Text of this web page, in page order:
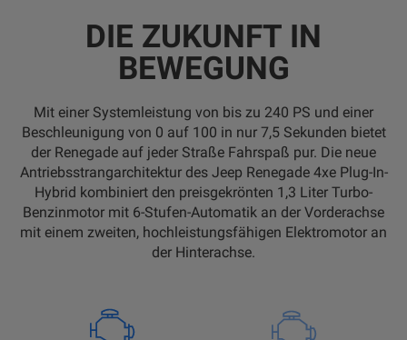
DIE ZUKUNFT IN
BEWEGUNG
Mit einer Systemleistung von bis zu 240 PS und einer
Beschleunigung von 0 auf 100 in nur 7,5 Sekunden bietet
der Renegade auf jeder Straße Fahrspaß pur. Die neue
Antriebsstrangarchitektur des Jeep Renegade 4xe Plug-In-
Hybrid kombiniert den preisgekrönten 1,3 Liter Turbo-
Benzinmotor mit 6-Stufen-Automatik an der Vorderachse
mit einem zweiten, hochleistungsfähigen Elektromotor an
der Hinterachse.